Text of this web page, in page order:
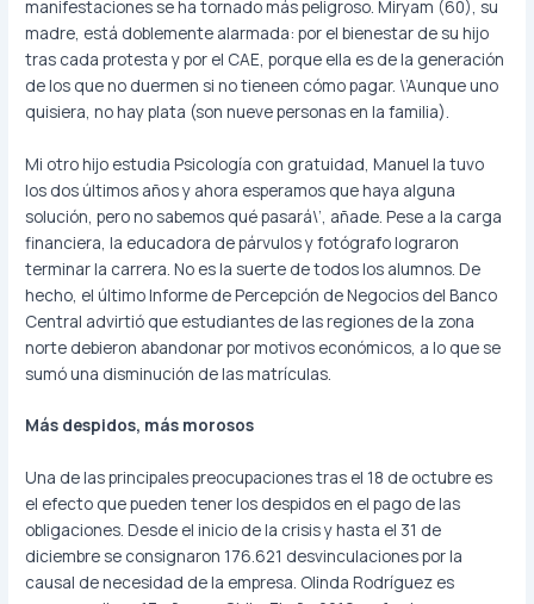
manifestaciones se ha tornado más peligroso. Miryam (60), su
madre, está doblemente alarmada: por el bienestar de su hijo
tras cada protesta y por el CAE, porque ella es de la generación
de los que no duermen si no tieneen cómo pagar. \’Aunque uno
quisiera, no hay plata (son nueve personas en la familia).
Mi otro hijo estudia Psicología con gratuidad, Manuel la tuvo
los dos últimos años y ahora esperamos que haya alguna
solución, pero no sabemos qué pasará\’, añade. Pese a la carga
financiera, la educadora de párvulos y fotógrafo lograron
terminar la carrera. No es la suerte de todos los alumnos. De
hecho, el último Informe de Percepción de Negocios del Banco
Central advirtió que estudiantes de las regiones de la zona
norte debieron abandonar por motivos económicos, a lo que se
sumó una disminución de las matrículas.
Más despidos, más morosos
Una de las principales preocupaciones tras el 18 de octubre es
el efecto que pueden tener los despidos en el pago de las
obligaciones. Desde el inicio de la crisis y hasta el 31 de
diciembre se consignaron 176.621 desvinculaciones por la
causal de necesidad de la empresa. Olinda Rodríguez es